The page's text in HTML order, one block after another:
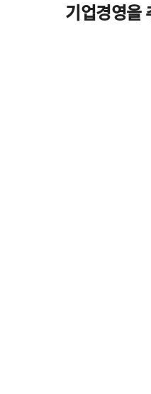
기업경영을